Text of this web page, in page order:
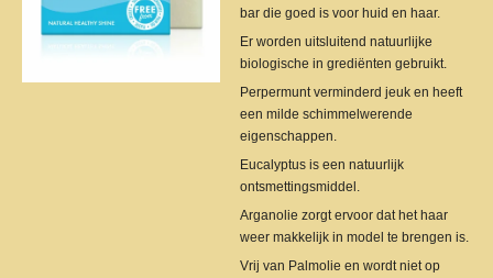
bar die goed is voor huid en haar.
Er worden uitsluitend natuurlijke
biologische in grediënten gebruikt.
Perpermunt verminderd jeuk en heeft
een milde schimmelwerende
eigenschappen.
Eucalyptus is een natuurlijk
ontsmettingsmiddel.
Arganolie zorgt ervoor dat het haar
weer makkelijk in model te brengen is.
Vrij van Palmolie en wordt niet op